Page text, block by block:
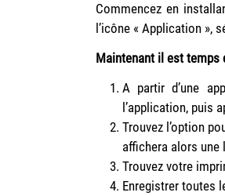
Commencez en
l’icône « Application »,
Maintenant il est temps
A partir d’une
l’application, puis
Trouvez l’option
affichera alors
Trouvez votre
Enregistrer toutes